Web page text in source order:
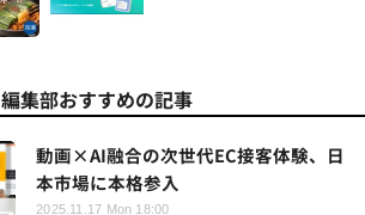
編集部おすすめの記事
動画×AI融合の次世代EC接客体験、日
本市場に本格参入
2025.11.17 Mon 18:00